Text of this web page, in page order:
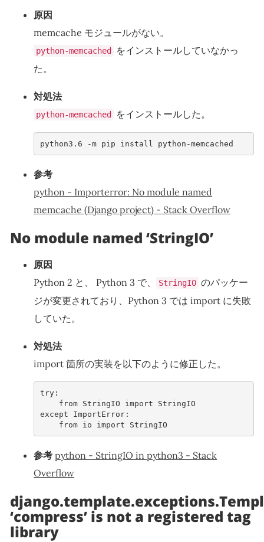
原因
memcache モジュールがない。
python-memcached
をインストールしていなかっ
た。
対処法
python-memcached をインストールした。
python3.6 -m pip install python-memcached
参考
python - Importerror: No module named
memcache (Django project) - Stack Overflow
No module named ‘StringIO’
原因
Python 2 と、 Python 3 で、
StringIO のパッケー
ジが変更されており、Python 3 では import に失敗
していた。
対処法
import 箇所の実装を以下のように修正した。
try:
from
StringIO import
StringIO
except
ImportError:
from
io import StringIO
参考 python - StringIO in python3 - Stack
Overflow
‘compress’ is not a registered tag
library